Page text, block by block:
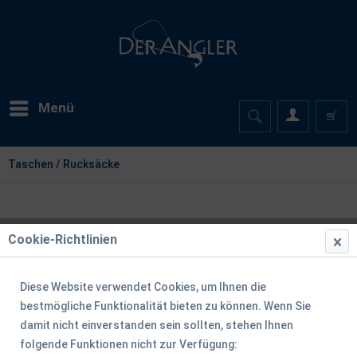
Menü
Taschen / Rucksäcke
Cookie-Richtlinien
Diese Website verwendet Cookies, um Ihnen die
bestmögliche Funktionalität bieten zu können. Wenn Sie
damit nicht einverstanden sein sollten, stehen Ihnen
folgende Funktionen nicht zur Verfügung: